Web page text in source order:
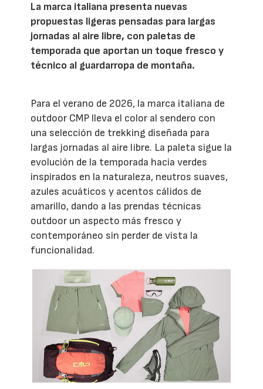
La marca italiana presenta nuevas
propuestas ligeras pensadas para largas
jornadas al aire libre, con paletas de
temporada que aportan un toque fresco y
técnico al guardarropa de montaña.
Para el verano de 2026, la marca italiana de
outdoor CMP lleva el color al sendero con
una selección de trekking diseñada para
largas jornadas al aire libre. La paleta sigue la
evolución de la temporada hacia verdes
inspirados en la naturaleza, neutros suaves,
azules acuáticos y acentos cálidos de
amarillo, dando a las prendas técnicas
outdoor un aspecto más fresco y
contemporáneo sin perder de vista la
funcionalidad.